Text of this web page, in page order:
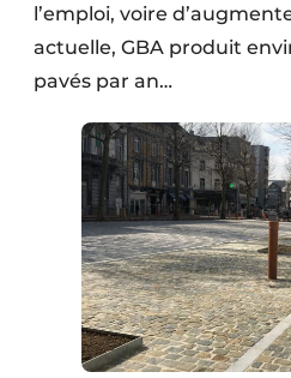
l’emploi, voire
actuelle, GBA produit
pavés par an…